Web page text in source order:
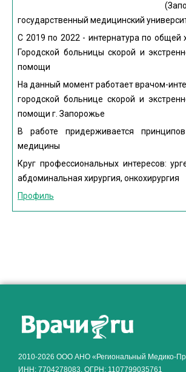
государственный медицинский
С 2019 по 2022 - интернатура по общей
Городской больницы скорой и
помощи
На данный момент работает врачом-
городской больнице скорой и
помощи г. Запорожье
В работе придерживается
медицины
Круг профессиональных интересов:
абдоминальная хирургия, онкохирургия
Профиль
2010-2026 ООО АНО «Региональный Медико-
ИНН: 7704278083, ОГРН: 1107799035761